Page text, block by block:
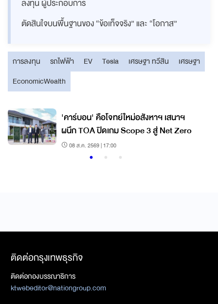
ลงทุน ผู้ประกอบการ
ตัดสินใจบนพื้นฐานของ “ข้อเท็จจริง” และ “โอกาส”
การลงทุน รถไฟฟ้า EV Tesla เศรษฐา ทวีสิน
เศรษฐา
EconomicWealth
'คาร์บอน' คือโจทย์ใหม่อสังหาฯ เสนาฯ
ผนึก TOA ปิดเกม Scope 3 สู่ Net Zero
08 ส.ค. 2569 | 17:00
ติดต่อกรุงเทพธุรกิจ
ติดต่อกองบรรณาธิการ
ktwebeditor@nationgroup.com